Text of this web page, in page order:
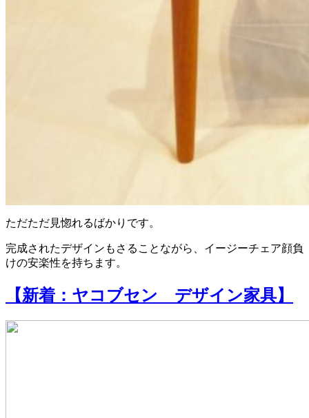
ただただ見惚れるばかりです。
完成されたデザインもさることながら、イージーチェア顔負
けの安楽性を持ちます。
【新着：ヤコブセン デザイン家具】